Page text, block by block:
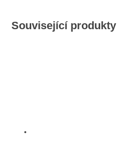
Související produkty